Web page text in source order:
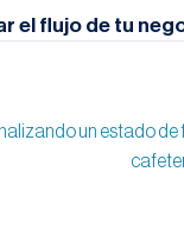
el flujo de tu